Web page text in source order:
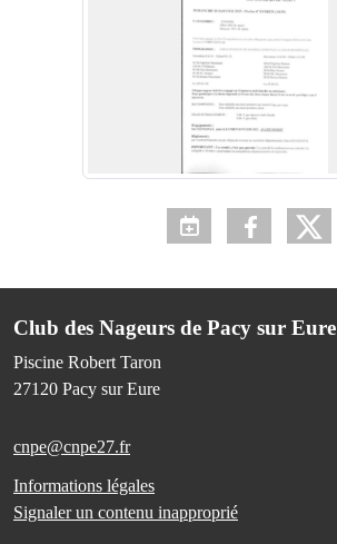
Club des Nageurs de Pacy sur Eure
Piscine Robert Taron
27120 Pacy sur Eure
cnpe@cnpe27.fr
Informations légales
Signaler un contenu inapproprié